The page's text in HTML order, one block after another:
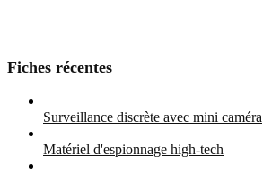
Fiches récentes
Surveillance discrète avec mini caméra
Matériel d'espionnage high-tech